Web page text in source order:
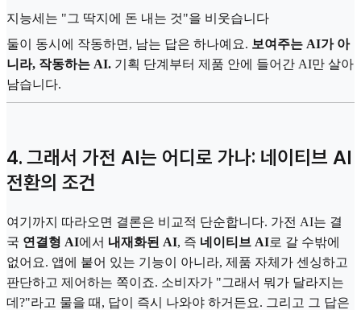
지능세는 "그 딱지에 돈 내는 것"을 비웃습니다
둘이 동시에 작동하면, 남는 답은 하나예요. 보여주는 AI가 아
니라, 작동하는 AI. 기획 단계부터 제품 안에 들어간 AI만 살아
남습니다.
4. 그래서 가전 AI는 어디로 가나: 네이티브 AI
전환의 조건
여기까지 따라오면 결론은 비교적 단순합니다. 가전 AI는 결
국 연결형 AI에서 내재화된 AI, 즉 네이티브 AI로 갈 수밖에
없어요. 앱에 붙어 있는 기능이 아니라, 제품 자체가 센싱하고
판단하고 제어하는 쪽이죠. 소비자가 "그래서 뭐가 달라지는
데?"라고 물을 때, 답이 즉시 나와야 하거든요. 그리고 그 답은